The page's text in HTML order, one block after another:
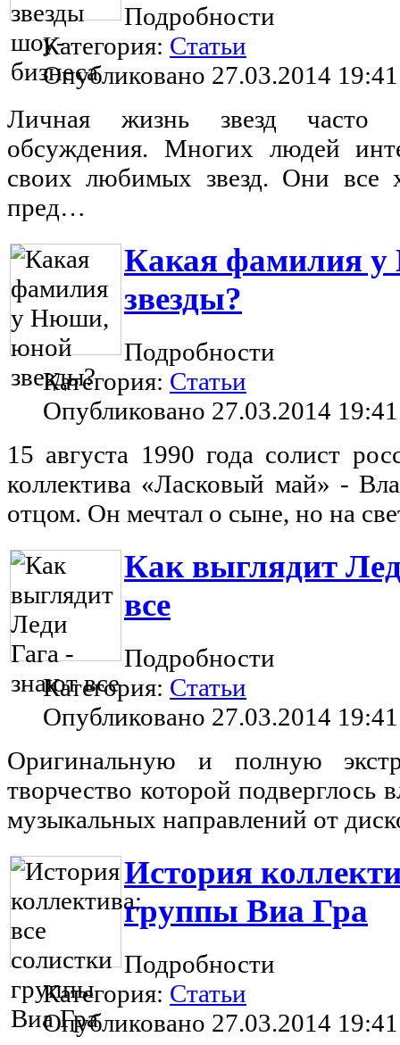
Подробности
Категория: Статьи
Опубликовано 27.03.2014 19:41
Личная жизнь звезд часто
обсуждения. Многих людей
своих любимых звезд. Они все
пред…
Какая фамилия
звезды?
Подробности
Категория: Статьи
Опубликовано 27.03.2014 19:41
15 августа 1990 года солист
коллектива «Ласковый май» -
отцом. Он мечтал о сыне, но на
Как выглядит
все
Подробности
Категория: Статьи
Опубликовано 27.03.2014 19:41
Оригинальную и полную
творчество которой подверглось
музыкальных направлений от
История
группы Виа Гра
Подробности
Категория: Статьи
Опубликовано 27.03.2014 19:41